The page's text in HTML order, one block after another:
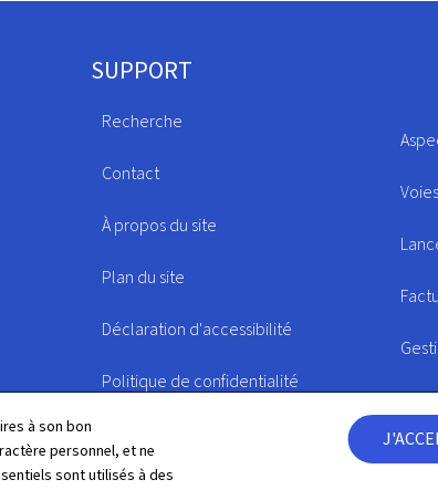
à son bon
personnel, et ne
sont utilisés à des
SUPPORT
Recherche
Contact
À propos du site
Plan du site
Déclaration d'accessibilité
Politique de confidentialité